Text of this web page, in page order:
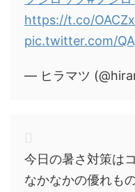
https://t.co/
pic.twitter.com/
— ヒラマツ
今日の暑さ対策は
なかなかの優れも